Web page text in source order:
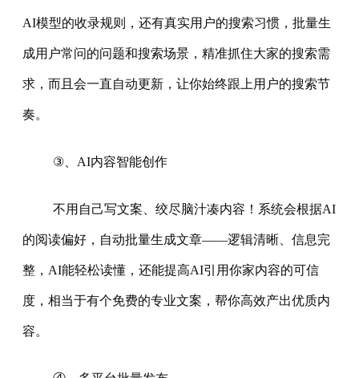
AI模型的收录规则，还有真实用户的搜索习惯，批量生
成用户常问的问题和搜索场景，精准抓住大家的搜索需
求，而且会一直自动更新，让你始终跟上用户的搜索节
奏。
③、AI内容智能创作
不用自己写文案、绞尽脑汁凑内容！系统会根据AI
的阅读偏好，自动批量生成文章——逻辑清晰、信息完
整，AI能轻松读懂，还能提高AI引用你家内容的可信
度，相当于有个免费的专业文案，帮你高效产出优质内
容。